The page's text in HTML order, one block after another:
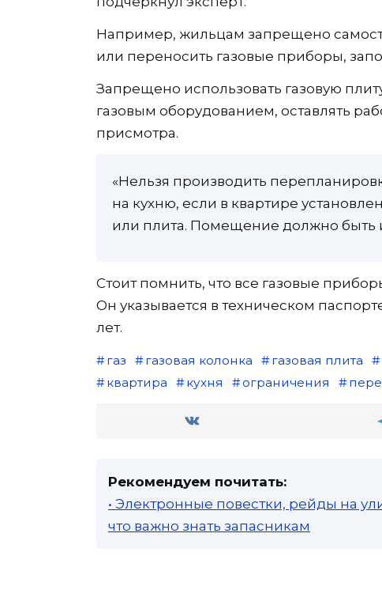
Например, жильцам запрещено
или переносить газовые приборы,
Запрещено использовать газовую
газовым оборудованием, оставлять
присмотра.
«Нельзя производить
на кухню, если в квартире
или плита. Помещение должно быть
Стоит помнить, что все газовые
Он указывается в техническом
лет.
газ газовая колонка газовая плита
квартира
кухня ограничения
Рекомендуем почитать:
• Электронные повестки, рейды на
что важно знать запасникам